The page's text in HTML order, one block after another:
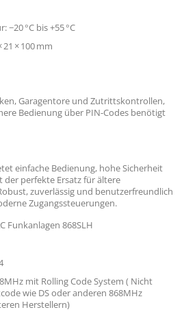
°C bis +55 °C
× 100 mm
Garagentore und Zutrittskontrollen,
Bedienung über PIN-Codes benötigt
einfache Bedienung, hohe Sicherheit
perfekte Ersatz für ältere
zuverlässig und benutzerfreundlich
Zugangssteuerungen.
Funkanlagen 868SLH
mit Rolling Code System ( Nicht
wie DS oder anderen 868MHz
Herstellern)